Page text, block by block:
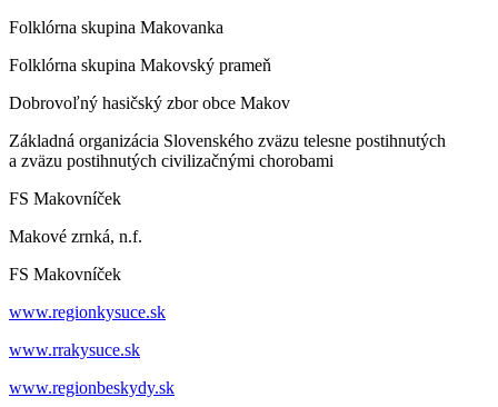
Folklórna skupina Makovanka
Folklórna skupina Makovský prameň
Dobrovoľný hasičský zbor obce Makov
Základná organizácia Slovenského zväzu telesne postihnutých
a zväzu postihnutých civilizačnými chorobami
FS Makovníček
Makové zrnká, n.f.
FS Makovníček
www.regionkysuce.sk
www.rrakysuce.sk
www.regionbeskydy.sk